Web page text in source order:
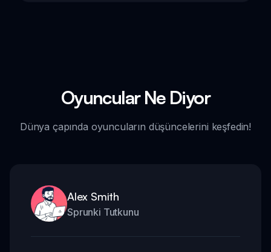
Oyuncular Ne Diyor
Dünya çapında oyuncuların düşüncelerini keşfedin!
Alex Smith
Sprunki Tutkunu